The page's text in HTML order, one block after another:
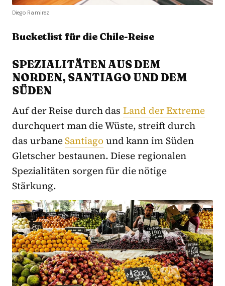
Diego Ramirez
Bucketlist für die Chile-Reise
SPEZIALITÄTEN AUS DEM
NORDEN, SANTIAGO UND DEM
SÜDEN
Auf der Reise durch dasLand der Extreme
durchquert man die Wüste, streift durch
das urbaneSantiago und kann im Süden
Gletscher bestaunen. Diese regionalen
Spezialitäten sorgen für die nötige
Stärkung.